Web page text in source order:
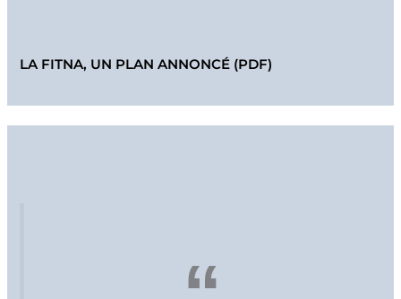
LA FITNA, UN PLAN ANNONCÉ (PDF)